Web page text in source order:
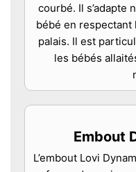
courbé. Il s’adapte
bébé en respectant
palais. Il est
les bébés
Embout
L’embout Lovi